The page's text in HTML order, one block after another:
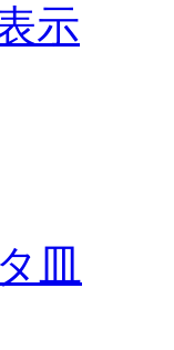
示
皿